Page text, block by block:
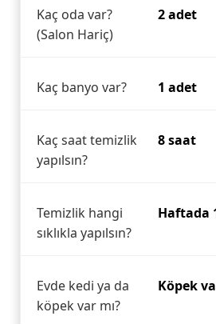
Kaç oda var?
(Salon Hariç)
2 adet
Kaç banyo var? 1 adet
Kaç saat temizlik
yapılsın?
8 saat
Temizlik hangi
sıklıkla yapılsın?
Haftada
Evde kedi ya da
köpek var mı?
Köpek